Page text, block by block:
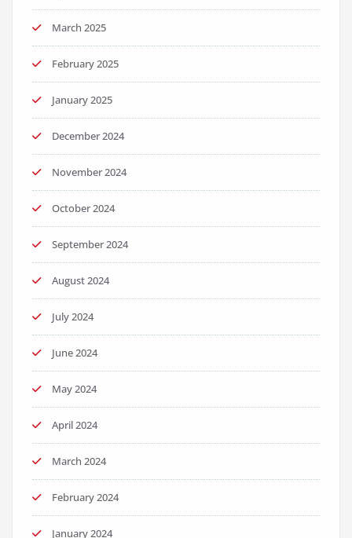
March 2025
February 2025
January 2025
December 2024
November 2024
October 2024
September 2024
August 2024
July 2024
June 2024
May 2024
April 2024
March 2024
February 2024
January 2024